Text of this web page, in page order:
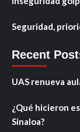
Seguridad,
Recent
UAS renueva
¿Qué hicieron
Sinaloa?